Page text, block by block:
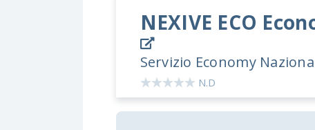
NEXIVE ECO
Servizio Economy
N.D